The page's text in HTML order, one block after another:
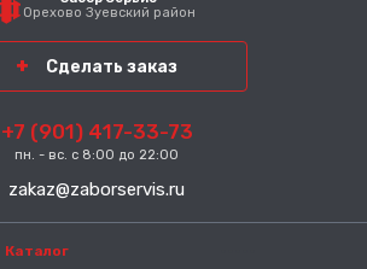
Орехово Зуевский район
Сделать заказ
+7 (901) 417-33-73
пн. - вс. с 8:00 до 22:00
zakaz@zaborservis.ru
Каталог